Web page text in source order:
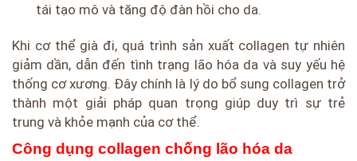
tái tạo mô và tăng độ đàn hồi cho da.
Khi cơ thể già đi, quá trình sản xuất collagen tự nhiên
giảm dần, dẫn đến tình trạng lão hóa da và suy yếu hệ
thống cơ xương. Đây chính là lý do bổ sung collagen trở
thành một giải pháp quan trọng giúp duy trì sự trẻ
trung và khỏe mạnh của cơ thể.
Công dụng collagen chống lão hóa da